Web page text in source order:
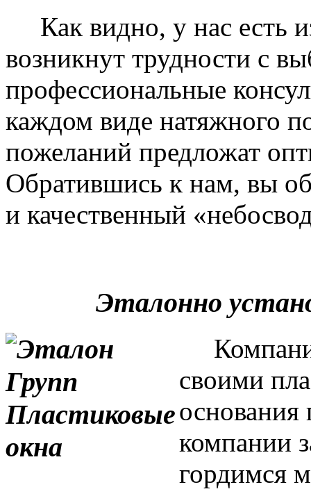
Как видно, у нас есть
возникнут трудности с
профессиональные
каждом виде натяжного
пожеланий предложат
Обратившись к нам, вы
и качественный
Эталонно
своими
основания
компании
гордимся